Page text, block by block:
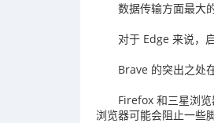
数据传输方面最大
对于 Edge 来说，
Brave 的突出之处
Firefox 和三星浏
浏览器可能会阻止一些